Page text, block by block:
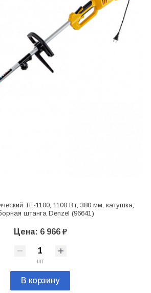
TE-1100, 1100 Вт, 380 мм, катушка,
штанга Denzel (96641)
Цена: 6 966 ₽
шт
В корзину